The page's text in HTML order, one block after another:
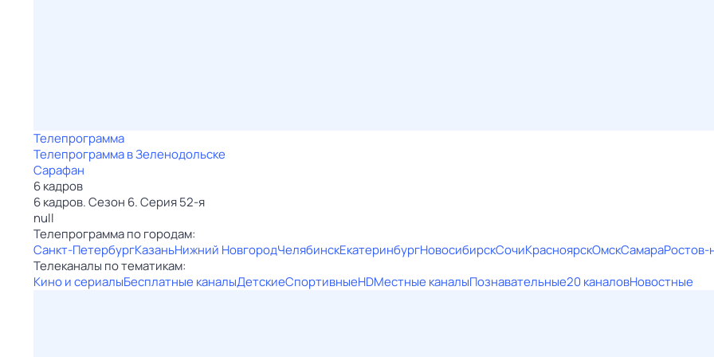
Телепрограмма
Телепрограмма в Зеленодольске
Сарафан
6 кадров
6 кадров. Сезон 6. Серия 52-я
null
Телепрограмма по городам:
Санкт-ПетербургКазаньНижний НовгородЧелябинскЕкатеринбургНовосибирскСочиКрасноярскОмскСамара
Телеканалы по тематикам:
Кино и сериалыБесплатные каналыДетскиеСпортивныеHDМестные каналыПознавательные20 каналовНовостные